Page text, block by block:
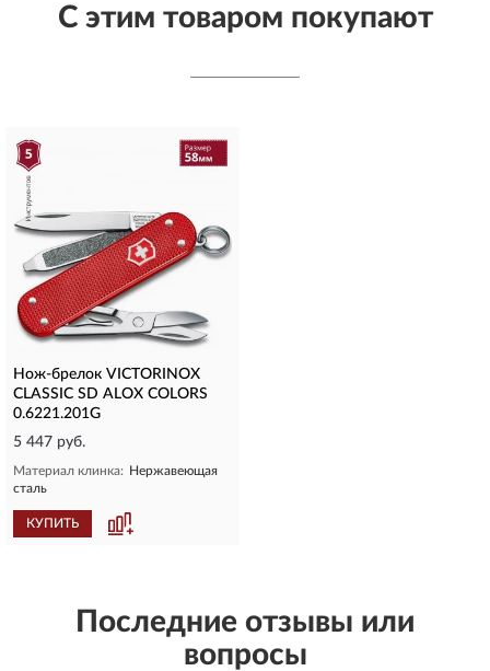
С этим товаром покупают
Нож-брелок VICTORINOX
CLASSIC SD ALOX COLORS
0.6221.201G
5 447 руб.
Материал клинка: Нержавеющая
сталь
КУПИТЬ
Последние отзывы или
вопросы